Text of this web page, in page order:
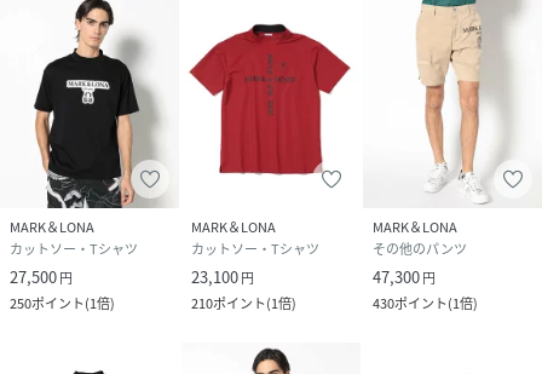
MARK＆LONA
カットソー・Tシャツ
27,500円
250ポイント(1倍)
MARK＆LONA
カットソー・Tシャツ
23,100円
210ポイント(1倍)
MARK＆LONA
その他のパンツ
47,300円
430ポイント(1倍)